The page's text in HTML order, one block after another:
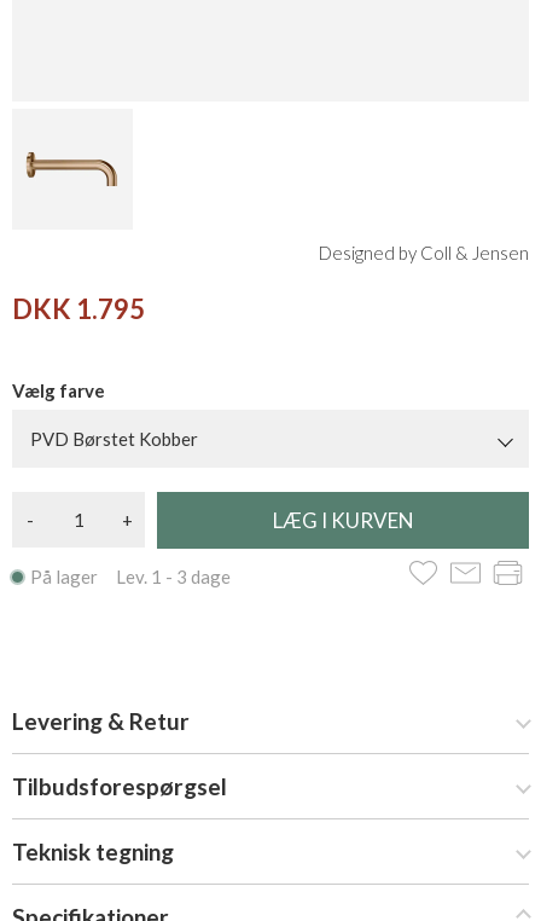
Designed by Coll & Jensen
DKK 1.795
Vælg farve
PVD Børstet Kobber
- +
På lager Lev. 1 - 3 dage
Levering & Retur
Tilbudsforespørgsel
Teknisk tegning